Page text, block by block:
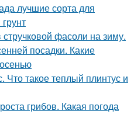
лучшие сорта для
фасоли на зиму.
посадки. Какие
Что такое теплый плинтус и
грибов. Какая погода